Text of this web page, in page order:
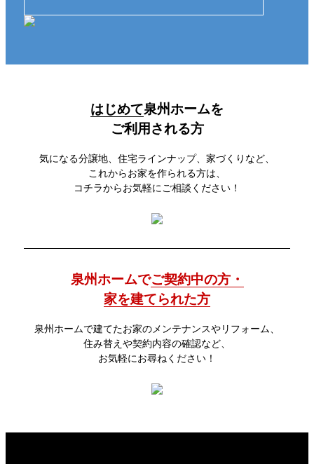
はじめて泉州ホームを
ご利用される方
気になる分譲地、住宅ラインナップ、家づくりなど、
これからお家を作られる方は、
コチラからお気軽にご相談ください！
泉州ホームでご契約中の方・
家を建てられた方
泉州ホームで建てたお家のメンテナンスやリフォーム、
住み替えや契約内容の確認など、
お気軽にお尋ねください！